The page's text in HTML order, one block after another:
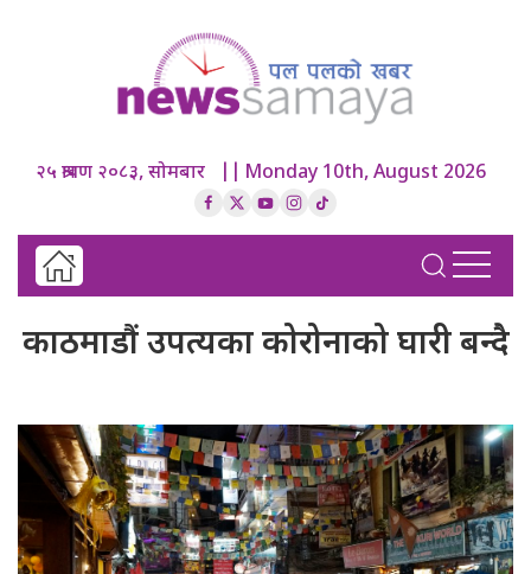
२५ श्रावण २०८३, सोमबार || Monday 10th, August 2026
काठमाडौं उपत्यका कोरोनाको घारी बन्दै